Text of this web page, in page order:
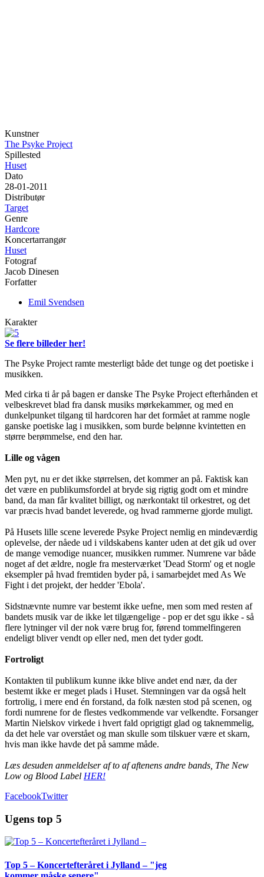
Kunstner
The Psyke Project
Spillested
Huset
Dato
28-01-2011
Distributør
Target
Genre
Hardcore
Koncertarrangør
Huset
Fotograf
Jacob Dinesen
Forfatter
Emil Svendsen
Karakter
Se flere billeder her!
The Psyke Project ramte mesterligt både det tunge og det poetiske i
musikken.
Med cirka ti år på bagen er danske The Psyke Project efterhånden et
velbeskrevet blad fra dansk musiks mørkekammer, og med en
dunkelpunket tilgang til hardcoren har det formået at ramme nogle
ganske poetiske lag i musikken, som burde belønne kvintetten en
større berømmelse, end den har.
Lille og vågen
Men pyt, nu er det ikke størrelsen, det kommer an på. Faktisk kan
det være en publikumsfordel at bryde sig rigtig godt om et mindre
band, da man får kvalitet billigt, og nærkontakt til orkestret, og det
var præcis hvad bandet leverede, og hvad rammerne gjorde muligt.
På Husets lille scene leverede Psyke Project nemlig en mindeværdig
oplevelse, der nåede ud i vildskabens kanter uden at det gik ud over
de mange vemodige nuancer, musikken rummer. Numrene var både
noget af det ældre, nogle fra mesterværket 'Dead Storm' og et nogle
eksempler på hvad fremtiden byder på, i samarbejdet med As We
Fight i det projekt, der hedder 'Ebola'.
Sidstnævnte numre var bestemt ikke uefne, men som med resten af
bandets musik var de ikke let tilgængelige - pop er det sgu ikke - så
flere lytninger vil der nok være brug for, førend tommelfingeren
endeligt bliver vendt op eller ned, men det tyder godt.
Fortroligt
Kontakten til publikum kunne ikke blive andet end nær, da der
bestemt ikke er meget plads i Huset. Stemningen var da også helt
fortrolig, i mere end én forstand, da folk næsten stod på scenen, og
fordi numrene for de flestes vedkommende var velkendte. Forsanger
Martin Nielskov virkede i hvert fald oprigtigt glad og taknemmelig,
da det hele var overstået og man skulle som tilskuer være et skarn,
hvis man ikke havde det på samme måde.
Læs desuden anmeldelser af to af aftenens andre bands, The New
Low og Blood Label HER!
FacebookTwitter
Ugens top 5
Top 5 – Koncertefteråret i Jylland – "jeg